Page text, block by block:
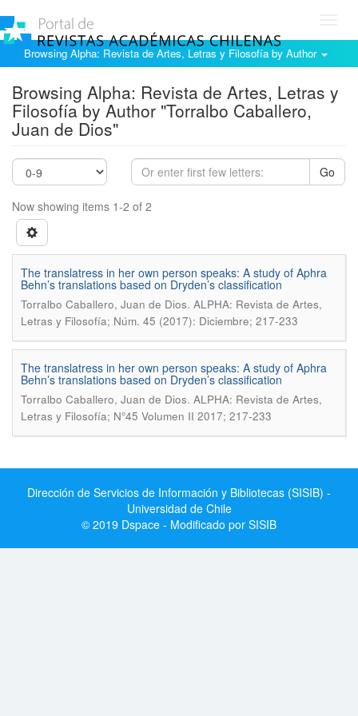
Browsing Alpha: Revista de Artes, Letras y Filosofía by Author
Browsing Alpha: Revista de Artes, Letras y
Filosofía by Author "Torralbo Caballero,
Juan de Dios"
Go
Now showing items 1-2 of 2
The translatress in her own person speaks: A study of Aphra
Behn’s translations based on Dryden’s classification
Torralbo Caballero, Juan de Dios. ALPHA: Revista de Artes,
Letras y Filosofía; Núm. 45 (2017): Diciembre; 217-233
The translatress in her own person speaks: A study of Aphra
Behn’s translations based on Dryden’s classification
Torralbo Caballero, Juan de Dios. ALPHA: Revista de Artes,
Letras y Filosofía; N°45 Volumen II 2017; 217-233
Dirección de Servicios de Información y Bibliotecas (SISIB) -
Universidad de Chile
© 2019 Dspace - Modificado por SISIB